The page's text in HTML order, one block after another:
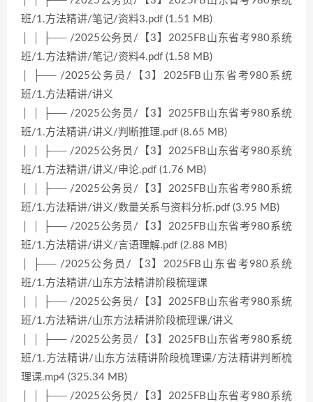
班/1.方法精讲/笔记/资料3.pdf (1.51 MB)
│ │ ├── /2025公务员/【3】2025FB山东省考980系统
班/1.方法精讲/笔记/资料4.pdf (1.58 MB)
│ ├── /2025公务员/【3】2025FB山东省考980系统
班/1.方法精讲/讲义
│ │ ├── /2025公务员/【3】2025FB山东省考980系统
班/1.方法精讲/讲义/判断推理.pdf (8.65 MB)
│ │ ├── /2025公务员/【3】2025FB山东省考980系统
班/1.方法精讲/讲义/申论.pdf (1.76 MB)
│ │ ├── /2025公务员/【3】2025FB山东省考980系统
班/1.方法精讲/讲义/数量关系与资料分析.pdf (3.95 MB)
│ │ ├── /2025公务员/【3】2025FB山东省考980系统
班/1.方法精讲/讲义/言语理解.pdf (2.88 MB)
│ ├── /2025公务员/【3】2025FB山东省考980系统
班/1.方法精讲/山东方法精讲阶段梳理课
│ │ ├── /2025公务员/【3】2025FB山东省考980系统
班/1.方法精讲/山东方法精讲阶段梳理课/讲义
│ │ ├── /2025公务员/【3】2025FB山东省考980系统
班/1.方法精讲/山东方法精讲阶段梳理课/方法精讲判断梳
理课.mp4 (325.34 MB)
│ │ ├── /2025公务员/【3】2025FB山东省考980系统